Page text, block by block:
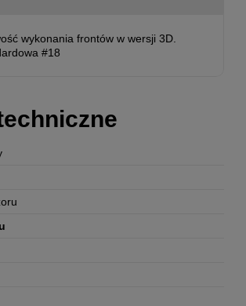
wykonania frontów w wersji 3D.
#18